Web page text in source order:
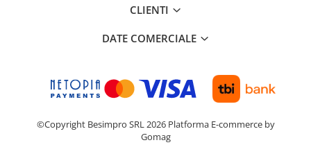
CLIENTI
DATE COMERCIALE
©Copyright Besimpro SRL 2026 Platforma E-commerce by
Gomag